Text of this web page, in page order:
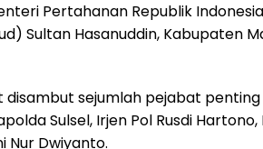
Pertahanan Republik
Sultan Hasanuddin, Kabupaten
sejumlah pejabat penting
Sulsel, Irjen Pol Rusdi
Nur Dwiyanto.